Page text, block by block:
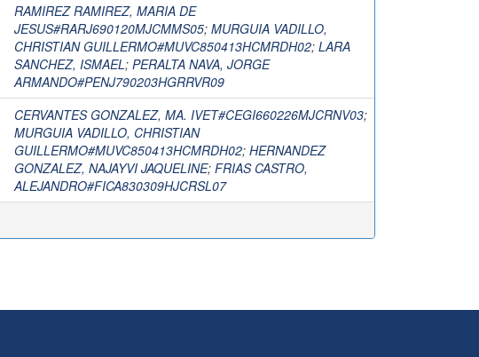
RAMIREZ RAMIREZ, MARIA DE
JESUS#RARJ690120MJCMMS05; MURGUIA VADILLO,
CHRISTIAN GUILLERMO#MUVC850413HCMRDH02; LARA
SANCHEZ, ISMAEL; PERALTA NAVA, JORGE
ARMANDO#PENJ790203HGRRVR09
CERVANTES GONZALEZ, MA. IVET#CEGI660226MJCRNV03;
MURGUIA VADILLO, CHRISTIAN
GUILLERMO#MUVC850413HCMRDH02; HERNANDEZ
GONZALEZ, NAJAYVI JAQUELINE; FRIAS CASTRO,
ALEJANDRO#FICA830309HJCRSL07